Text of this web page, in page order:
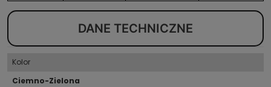
DANE TECHNICZNE
Kolor
Ciemno-Zielona